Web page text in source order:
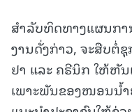
ສໍາລັບທິດທາງແຜນກາ
ງານດັ່ງກ່າວ, ຈະສືບຕໍ່
ຢາ ແລະ ຄຣີນິກ ໃຫ້ຫັ
ເພາະພັນຂອງໜອນນໍ້າ